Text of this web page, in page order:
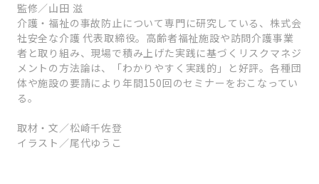
監修／山田 滋
介護・福祉の事故防止について専門に研究している、株式会
社安全な介護 代表取締役。高齢者福祉施設や訪問介護事業
者と取り組み、現場で積み上げた実践に基づくリスクマネジ
メントの方法論は、「わかりやすく実践的」と好評。各種団
体や施設の要請により年間150回のセミナーをおこなってい
る。
取材・文／松崎千佐登
イラスト／尾代ゆうこ